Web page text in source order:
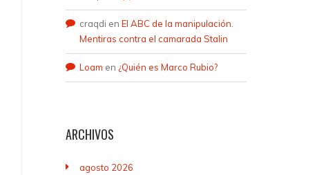
craqdi en El ABC de la manipulación.
Mentiras contra el camarada Stalin
Loam en ¿Quién es Marco Rubio?
ARCHIVOS
agosto 2026